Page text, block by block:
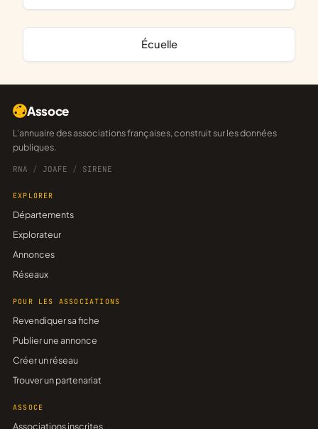
Écuelle
Assoce
L'annuaire des associations françaises, construit sur les données
publiques.
RNA / JOAFE / SIRENE
EXPLORER
Départements
Explorateur
Annonces
Réseaux
POUR LES ASSOCIATIONS
Revendiquer sa fiche
Publier une annonce
Créer un réseau
Trouver un partenariat
ASSOCE
Associations inscrites